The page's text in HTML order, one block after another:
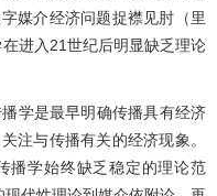
媒介经济问题捉襟见肘（里
进入21世纪后明显缺乏理论
学是最早明确传播具有经济
注与传播有关的经济现象。
播学始终缺乏稳定的理论范